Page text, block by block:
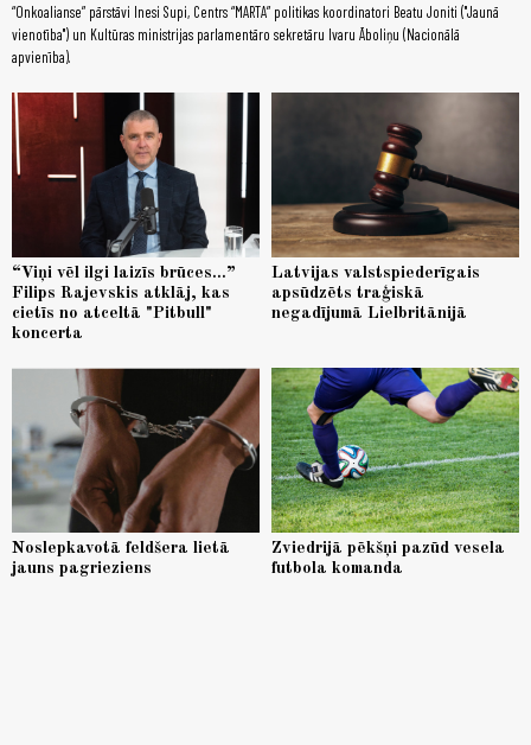
“Onkoalianse” pārstāvi Inesi Supi, Centrs “MARTA” politikas koordinatori Beatu Joniti ("Jaunā
vienotība") un Kultūras ministrijas parlamentāro sekretāru Ivaru Āboliņu (Nacionālā
apvienība).
“Viņi vēl ilgi laizīs brūces...”
Filips Rajevskis atklāj, kas
cietīs no atceltā "Pitbull"
koncerta
Latvijas valstspiederīgais
apsūdzēts traģiskā
negadījumā Lielbritānijā
Noslepkavotā feldšera lietā
jauns pagrieziens
Zviedrijā pēkšņi pazūd vesela
futbola komanda